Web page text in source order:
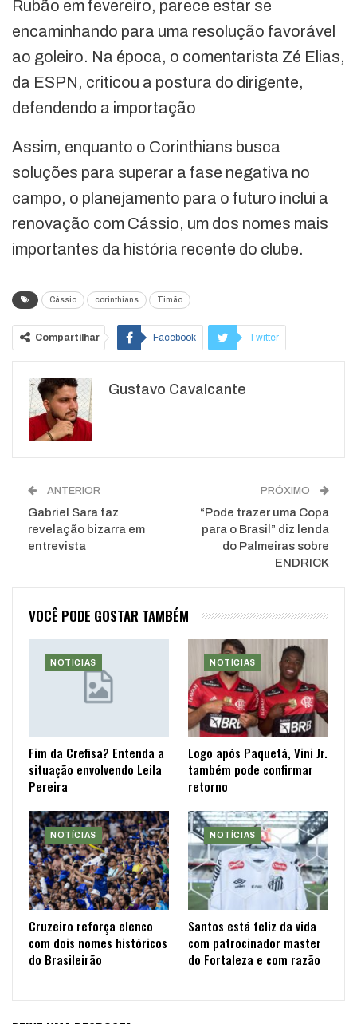
Rubão em fevereiro, parece estar se
encaminhando para uma resolução favorável
ao goleiro. Na época, o comentarista Zé Elias,
da ESPN, criticou a postura do dirigente,
defendendo a importação
Assim, enquanto o Corinthians busca
soluções para superar a fase negativa no
campo, o planejamento para o futuro inclui a
renovação com Cássio, um dos nomes mais
importantes da história recente do clube.
Cássio corinthians Timão
Compartilhar Facebook Twitter
WhatsApp
Gustavo Cavalcante
ANTERIOR
Gabriel Sara faz
revelação bizarra em
entrevista
PRÓXIMO
“Pode trazer uma Copa
para o Brasil” diz lenda
do Palmeiras sobre
ENDRICK
VOCÊ PODE GOSTAR TAMBÉM
NOTÍCIAS
Fim da Crefisa? Entenda a
situação envolvendo Leila
Pereira
NOTÍCIAS
Logo após Paquetá, Vini Jr.
também pode confirmar
retorno
NOTÍCIAS
Cruzeiro reforça elenco
com dois nomes históricos
do Brasileirão
NOTÍCIAS
Santos está feliz da vida
com patrocinador master
do Fortaleza e com razão